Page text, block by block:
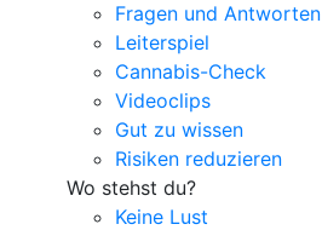
Fragen und Antworten
Leiterspiel
Cannabis-Check
Videoclips
Gut zu wissen
Risiken reduzieren
Wo stehst du?
Keine Lust